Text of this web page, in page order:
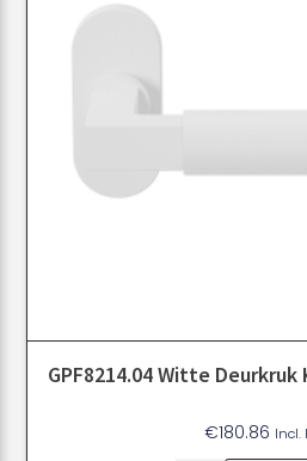
GPF8214.04 Witte
€180.86 Incl.